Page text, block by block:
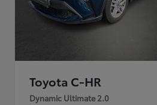
Toyota C-HR
Dynamic Ultimate 2.0